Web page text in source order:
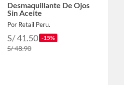
Desmaquillante De Ojos
Sin Aceite
Por Retail Peru.
S/ 41.50 -15%
S/ 48.90